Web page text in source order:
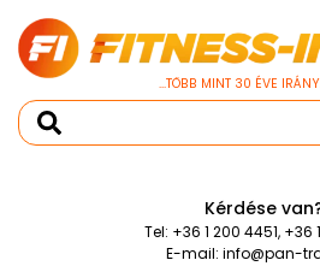
...TÖBB MINT 30 ÉVE
Kérdése
Tel: +36 1 200 4451, +36
E-mail: info@pan-